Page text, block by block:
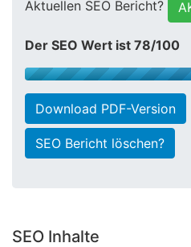
Aktuellen SEO Bericht?
Der SEO Wert ist 78/100
Download PDF-Version
SEO Bericht löschen?
SEO Inhalte